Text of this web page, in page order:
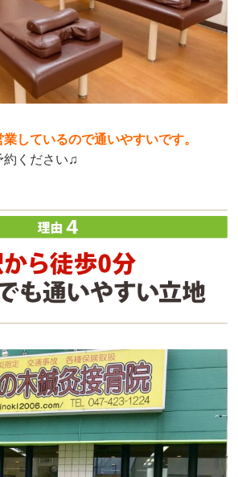
しているので通いやすいです。
約ください♫